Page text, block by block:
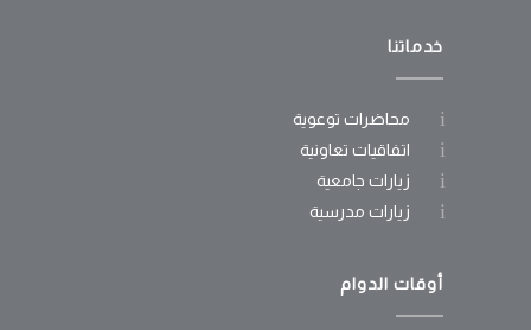
خدماتنا
محاضرات توعوية
اتفاقيات تعاونية
زيارات جامعية
زيارات مدرسية
أوقات الدوام